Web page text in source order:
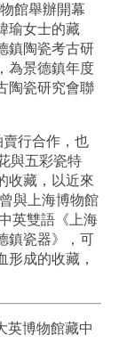
館舉辦開幕
瑜女士的藏
鎮陶瓷考古研
為景德鎮年度
陶瓷研究會聯
賣行合作，也
與五彩瓷特
收藏，以近來
與上海博物館
英雙語《上海
鎮瓷器》，可
成的收藏，
英博物館藏中